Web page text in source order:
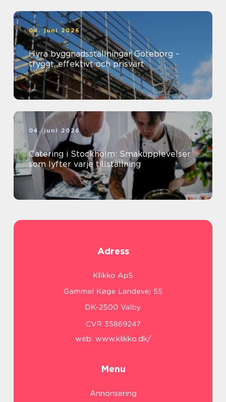
04. juni 2026
Hyra byggnadsställningar Göteborg –
tryggt, effektivt och prisvärt
04. juni 2026
Catering i Stockholm: Smakupplevelser
som lyfter varje tillställning
Adress
web: www.klikko.dk/
Menu
Annonsering